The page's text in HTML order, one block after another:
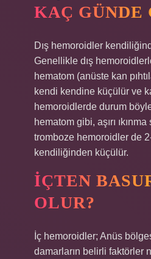
KAÇ GÜNDE
Dış hemoroidler
Genellikle dış
hematom (anüste kan
kendi kendine küçülür ve
hemoroidlerde durum
hematom gibi, aşırı
tromboze hemoroidler de
kendiliğinden küçülür.
İÇTEN
OLUR?
İç hemoroidler; Anüs
damarların belirli faktörler